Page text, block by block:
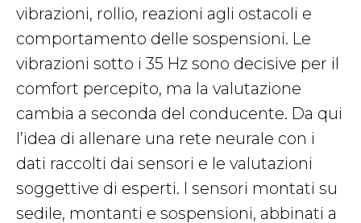
vibrazioni, rollio, reazioni agli ostacoli e
comportamento delle sospensioni. Le
vibrazioni sotto i 35 Hz sono decisive per il
comfort percepito, ma la valutazione
cambia a seconda del conducente. Da qui
l’idea di allenare una rete neurale con i
dati raccolti dai sensori e le valutazioni
soggettive di esperti. I sensori montati su
sedile, montanti e sospensioni, abbinati a